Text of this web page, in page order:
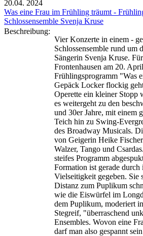
20.04. 2024
Was eine Frau im Frühling träumt -
Schlossensemble Svenja Kruse
Beschreibung:
Vier Konzerte in einem -
Schlossensemble rund um
Sängerin Svenja Kruse.
Frontenhausen am 20.
Frühlingsprogramm "Was
Gepäck Locker flockig
Operette ein kleiner Stopp
es weitergeht zu den
und 30er Jahre, mit einem
Teich hin zu Swing-
des Broadway Musicals.
von Geigerin Heike
Walzer, Tango und
steifes Programm
Formation ist gerade durch
Vielseitigkeit gegeben. Sie
Distanz zum Puplikum
wie die Eiswürfel im
dem Puplikum, moderiert
Stegreif, "überraschend
Ensembles. Wovon eine
darf man also gespannt